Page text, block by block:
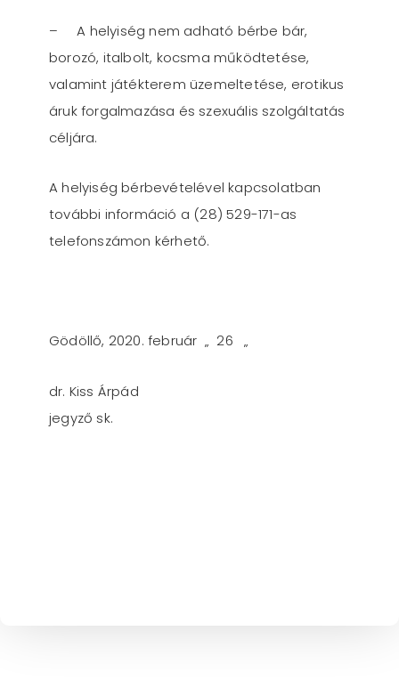
– A helyiség nem adható bérbe bár,
borozó, italbolt, kocsma működtetése,
valamint játékterem üzemeltetése, erotikus
áruk forgalmazása és szexuális szolgáltatás
céljára.
A helyiség bérbevételével kapcsolatban
további információ a (28) 529-171-as
telefonszámon kérhető.
Gödöllő, 2020. február „ 26 „
dr. Kiss Árpád
jegyző sk.